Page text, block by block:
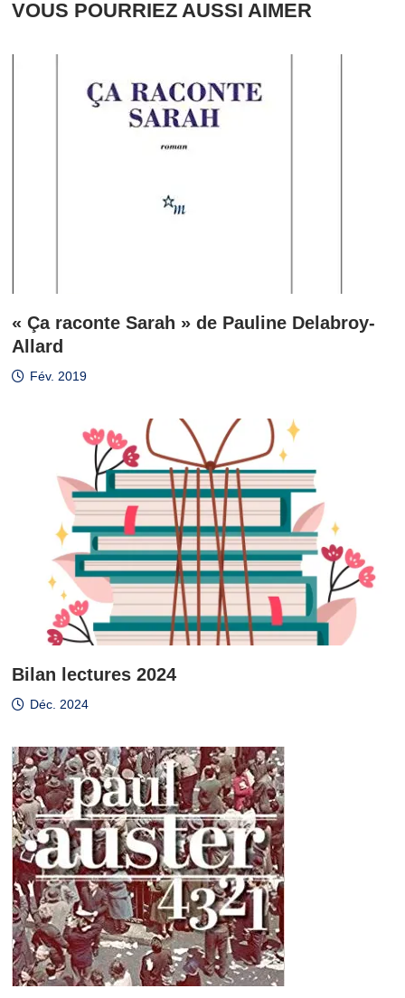
VOUS POURRIEZ AUSSI AIMER
« Ça raconte Sarah » de Pauline Delabroy-
Allard
Fév. 2019
Bilan lectures 2024
Déc. 2024